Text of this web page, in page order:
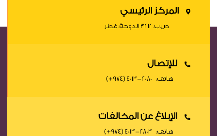
المركز الرئيسي
ص.ب. ٣٢١٢ الدوحة، قطر
للإتصال
هاتف: (+974) 4013-2080
الإبلاغ عن المخالفات
هاتف: (+974) 4013-2803